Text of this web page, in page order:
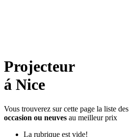
Projecteur
á Nice
Vous trouverez sur cette page la liste des
occasion ou neuves au meilleur prix
La rubrique est vide!